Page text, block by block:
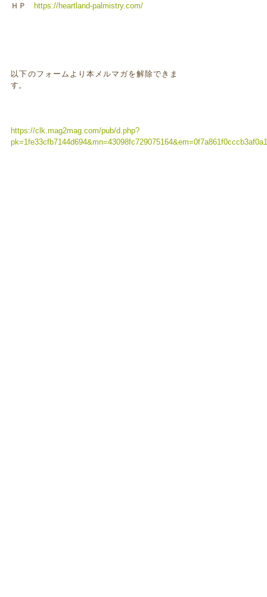
ＨＰhttps://heartland-palmistry.com/
以下のフォームより本メルマガを解除できま
す。
https://clk.mag2mag.com/pub/d.php?